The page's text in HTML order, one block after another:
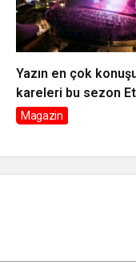
Yazın en çok
kareleri bu sezon
Belek’ten geldi
Magazin